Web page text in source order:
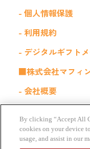
- 個人情報保護
- 利用規約
- デジタルギフト
■株式会社マフィ
- 会社概要
■関連サービス
By clicking “Accept All
cookies on your device
usage, and assist in our